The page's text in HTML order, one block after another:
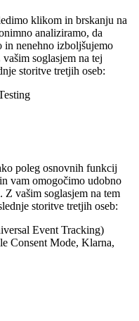
klikom in brskanju na
analiziramo, da
in nenehno izboljšujemo
soglasjem na tej
storitve tretjih oseb:
poleg osnovnih funkcij
vam omogočimo udobno
Z vašim soglasjem na tem
storitve tretjih oseb:
Event Tracking)
Consent Mode, Klarna,